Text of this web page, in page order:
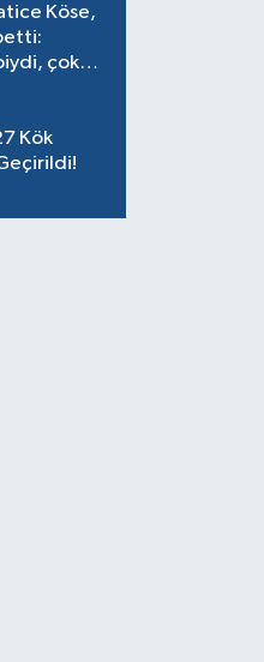
Köse,
çok
Kök